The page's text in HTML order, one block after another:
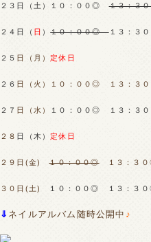
２３日（土）１０：００◎１３：３
２４日（ 日 ）１０：００◎１３：３
２５ 日（月）定休日
２６ 日（火）１０：００◎ １３：
２７ 日（水） １０：００◎ １３：３
２８ 日（木 ）定休日
２９日(金) １０：００◎ １３：３
３０日(土) １０：００◎ １３：３
⇓ ネイルアルバム随時公開中 ♪